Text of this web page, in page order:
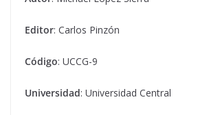
Editor: Carlos Pinzón
Código: UCCG-9
Universidad: Universidad Central